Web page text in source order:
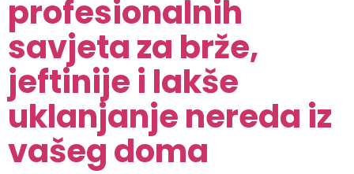
profesionalnih
savjeta za brže,
jeftinije i lakše
uklanjanje nereda iz
vašeg doma